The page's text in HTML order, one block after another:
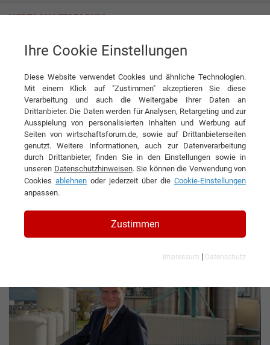
ADDINOL Lube Oil GmbH Gelebte Nachhaltigkeit: Öl mit Mehrwert
Interview ADDINOL Lube Oil GmbH
DIESEN ARTIKEL EMPFEHLEN
Gelebte Nachhaltigkeit: Öl mit
Mehrwert
Interview mit Georg Wildegger,
Geschäftsführer der ADDINOL Lube Oil
GmbH
Ihre Cookie Einstellungen
Diese Website verwendet Cookies und ähnliche Technologien.
Mit einem Klick auf "Zustimmen" akzeptieren Sie diese
Verarbeitung und auch die Weitergabe Ihrer Daten an
Drittanbieter. Die Daten werden für Analysen, Retargeting und zur
Ausspielung von personalisierten Inhalten und Werbung auf
Seiten von wirtschaftsforum.de, sowie auf Drittanbieterseiten
genutzt. Weitere Informationen, auch zur Datenverarbeitung
durch Drittanbieter, finden Sie in den Einstellungen sowie in
unseren Datenschutzhinweisen. Sie können die Verwendung von
Cookies ablehnen oder jederzeit über die Cookie-Einstellungen
anpassen.
Zustimmen
Impressum | Datenschutz